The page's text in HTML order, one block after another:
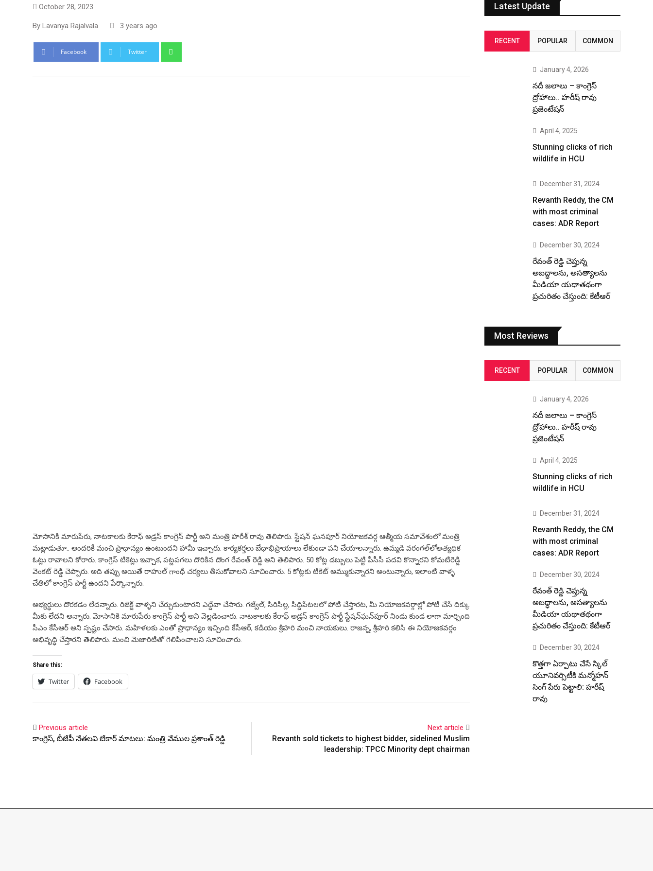
October 28, 2023
By Lavanya Rajalvala 3 years ago
Facebook Twitter
మోసానికి మారుపేరు, నాటకాలకు కేరాఫ్ అడ్రస్ కాంగ్రెస్ పార్టీ అని మంత్రి హరీశ్ రావు తెలిపారు. స్టేషన్ ఘనపూర్ నియోజకవర్గ ఆత్మీయ సమావేశంలో మంత్రి
మట్లాడుతూ.. అందరికీ మంచి ప్రాధాన్యం ఉంటుందని హామీ ఇచ్చారు. కార్యకర్తలు బేధాభిప్రాయాలు లేకుండా పని చేయాలన్నారు. ఉమ్మడి వరంగల్‌లోఅత్యధిక
ఓట్లు రావాలని కోరారు. కాంగ్రెస్ టికెట్లు ఇచ్చాక, పట్టపగలు దొరికిన దొంగ రేవంత్ రెడ్డి అని తెలిపారు. 50 కోట్ల డబ్బులు పెట్టి పీసీసీ పదవి కొన్నారని కోమటిరెడ్డి
వెంకట్ రెడ్డి చెప్పారు. అది తప్పు అయితే రాహుల్ గాంధీ చర్యలు తీసుకోవాలని సూచించారు. 5 కోట్లకు టికెట్ అమ్ముకున్నారని అంటున్నారు, ఇలాంటి వాళ్ళ
చేతిలో కాంగ్రెస్ పార్టీ ఉందని పేర్కొన్నారు.
అభ్యర్థులు దొరకడం లేదన్నారు. రిజెక్ట్ వాళ్ళని చేర్చుకుంటారని ఎద్దేవా చేసారు. గజ్వేల్, సిరిసిల్ల, సిద్దిపేటలలో పోటీ చేస్తారట, మీ నియోజకవర్గాల్లో పోటీ చేసే దిక్కు
మీకు లేదని అన్నారు. మోసానికి మారుపేరు కాంగ్రెస్ పార్టీ అని వెల్లడించారు. నాటకాలకు కేరాఫ్ అడ్రస్ కాంగ్రెస్ పార్టీ స్టేషన్‌ఘన్‌పూర్ నిండు కుండ లాగా మార్చింది
సీఎం కేసీఆర్ అని స్పష్టం చేసారు. మహిళలకు ఎంతో ప్రాధాన్యం ఇచ్చింది కేసీఆర్, కడియం శ్రీహరి మంచి నాయకులు. రాజన్న, శ్రీహరి కలిసి ఈ నియోజకవర్గం
అభివృద్ధి చేస్తారని తెలిపారు. మంచి మెజారిటీతో గెలిపించాలని సూచించారు.
Share this:
Twitter Facebook
Previous article
కాంగ్రెస్, బీజేపీ నేతలవి బేకార్ మాటలు: మంత్రి వేముల ప్రశాంత్ రెడ్డి
Next article
Revanth sold tickets to highest bidder, sidelined Muslim
leadership: TPCC Minority dept chairman
Latest Update
RECENT POPULAR COMMON
January 4, 2026
నదీ జలాలు – కాంగ్రెస్
ద్రోహాలు.. హరీష్ రావు
ప్రజెంటేషన్
April 4, 2025
Stunning clicks of rich
wildlife in HCU
December 31, 2024
Revanth Reddy, the CM
with most criminal
cases: ADR Report
December 30, 2024
రేవంత్ రెడ్డి చెప్తున్న
అబద్ధాలను, అసత్యాలను
మీడియా యథాతథంగా
ప్రచురితం చేస్తుంది: కేటీఆర్
Most Reviews
RECENT POPULAR COMMON
January 4, 2026
నదీ జలాలు – కాంగ్రెస్
ద్రోహాలు.. హరీష్ రావు
ప్రజెంటేషన్
April 4, 2025
Stunning clicks of rich
wildlife in HCU
December 31, 2024
Revanth Reddy, the CM
with most criminal
cases: ADR Report
December 30, 2024
రేవంత్ రెడ్డి చెప్తున్న
అబద్ధాలను, అసత్యాలను
మీడియా యథాతథంగా
ప్రచురితం చేస్తుంది: కేటీఆర్
December 30, 2024
కొత్తగా ఏర్పాటు చేసే స్కిల్
యూనివర్సిటీకి మన్మోహన్
సింగ్ పేరు పెట్టాలి: హరీష్
రావు